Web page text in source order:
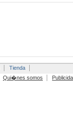
Tienda
Qui�nes somos